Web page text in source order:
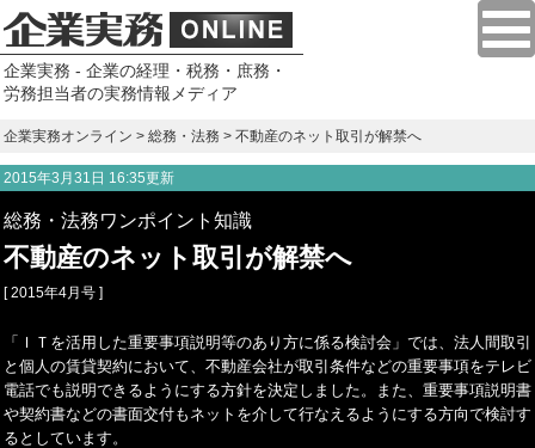
企業実務 - 企業の経理・税務・庶務・
労務担当者の実務情報メディア
企業実務オンライン > 総務・法務 > 不動産のネット取引が解禁へ
2015年3月31日 16:35更新
総務・法務ワンポイント知識
不動産のネット取引が解禁へ
[ 2015年4月号 ]
「ＩＴを活用した重要事項説明等のあり方に係る検討会」では、法人間取引
と個人の賃貸契約において、不動産会社が取引条件などの重要事項をテレビ
電話でも説明できるようにする方針を決定しました。また、重要事項説明書
や契約書などの書面交付もネットを介して行なえるようにする方向で検討す
るとしています。